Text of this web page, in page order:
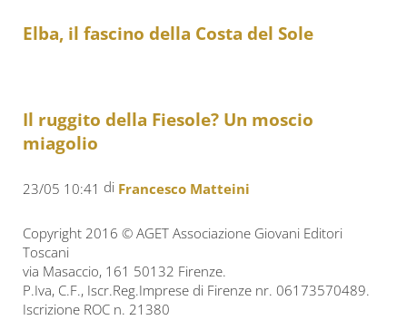
Elba, il fascino della Costa del Sole
Il ruggito della Fiesole? Un moscio
miagolio
23/05 10:41 di Francesco Matteini
Copyright 2016 © AGET Associazione Giovani Editori
Toscani
via Masaccio, 161 50132 Firenze.
P.Iva, C.F., Iscr.Reg.Imprese di Firenze nr. 06173570489.
Iscrizione ROC n. 21380